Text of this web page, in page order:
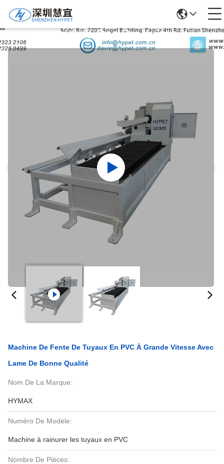
Détails Des Produits
Machine De Fente De Tuyaux En PVC À Grande Vitesse Avec
Lame De Bonne Qualité
Nom De La Marque:
HYMAX
Numéro De Modèle:
Machine à rainurer les tuyaux en PVC
Nombre De Pièces: